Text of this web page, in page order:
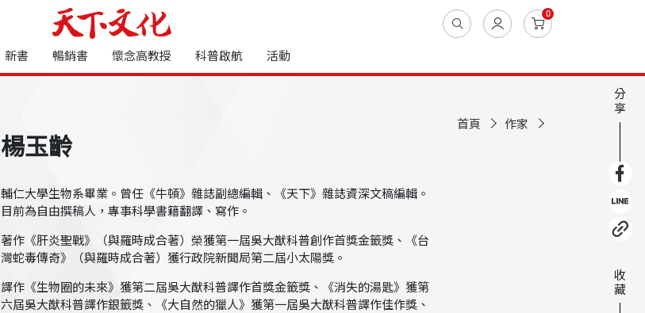
0
新書 暢銷書 懷念高教授 科普啟航 活動
首頁 作家
楊玉齡
輔仁大學生物系畢業。曾任《牛頓》雜誌副總編輯、《天下》雜誌資深文稿編輯。
目前為自由撰稿人，專事科學書籍翻譯、寫作。
著作《肝炎聖戰》（與羅時成合著）榮獲第一屆吳大猷科普創作首獎金籤獎、《台
灣蛇毒傳奇》（與羅時成合著）獲行政院新聞局第二屆小太陽獎。
譯作《生物圈的未來》獲第二屆吳大猷科普譯作首獎金籤獎、《消失的湯匙》獲第
六屆吳大猷科普譯作銀籤獎、《大自然的獵人》獲第一屆吳大猷科普譯作佳作獎、
分
享
收
藏